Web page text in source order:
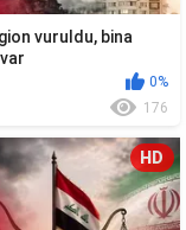
vuruldu, bina
0%
176
HD